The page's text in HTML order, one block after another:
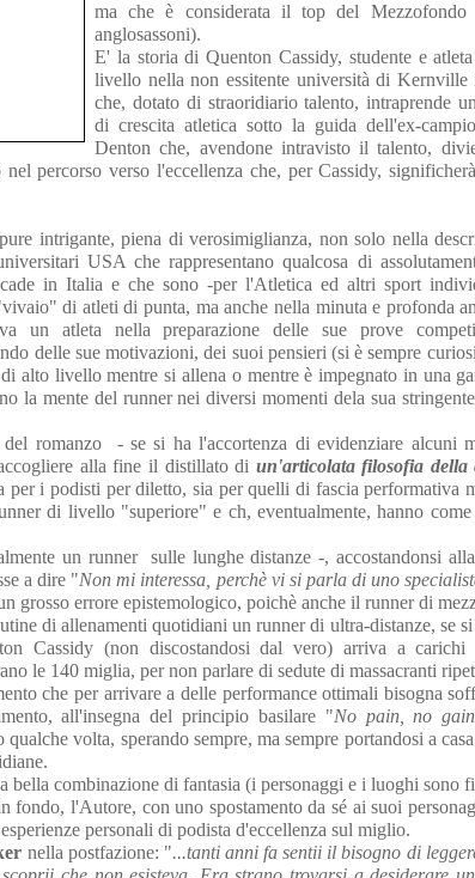
ma che è considerata il top del Mezzofondo
anglosassoni).
E' la storia di Quenton Cassidy, studente e
livello nella non essitente università di Kernville
che, dotato di straoridiario talento, intraprende
di crescita atletica sotto la guida dell'ex-
Denton che, avendone intravisto il talento,
percorso verso l'eccellenza che, per Cassidy,
intrigante, piena di verosimiglianza, non solo nella
USA che rappresentano qualcosa di
in Italia e che sono -per l'Atletica ed altri sport
di atleti di punta, ma anche nella minuta e profonda
un atleta nella preparazione delle sue prove
delle sue motivazioni, dei suoi pensieri (si è sempre
alto livello mentre si allena o mentre è impegnato in una
la mente del runner nei diversi momenti dela sua
del romanzo - se si ha l'accortenza di evidenziare alcuni
alla fine il distillato di un'articolata filosofia della
per i podisti per diletto, sia per quelli di fascia performativa
di livello "superiore" e ch, eventualmente, hanno come
un runner sulle lunghe distanze -, accostandonsi
a dire "Non mi interessa, perchè vi si parla di uno
grosso errore epistemologico, poichè anche il runner di
di allenamenti quotidiani un runner di ultra-distanze, se si
Cassidy (non discostandosi dal vero) arriva a
le 140 miglia, per non parlare di sedute di massacranti
che per arrivare a delle performance ottimali bisogna
all'insegna del principio basilare "No pain, no gain
qualche volta, sperando sempre, ma sempre portandosi a
bella combinazione di fantasia (i personaggi e i luoghi sono
fondo, l'Autore, con uno spostamento da sé ai suoi
personali di podista d'eccellenza sul miglio.
nella postfazione: "...tanti anni fa sentii il bisogno di